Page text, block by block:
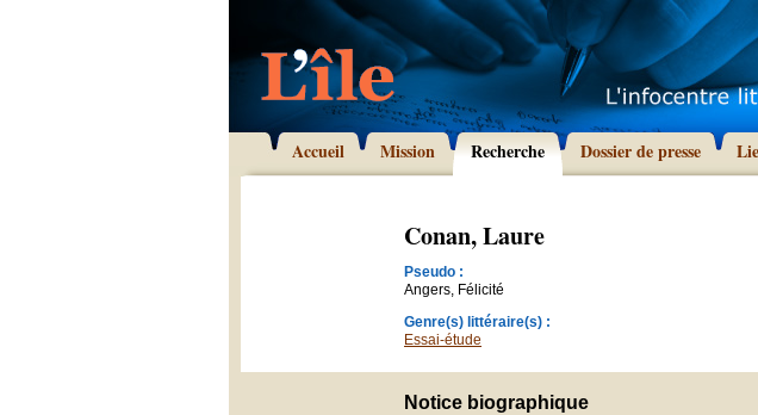
Accueil Mission Recherche Dossier de presse
Conan, Laure
Pseudo :
Angers, Félicité
Genre(s) littéraire(s) :
Essai-étude
Notice biographique